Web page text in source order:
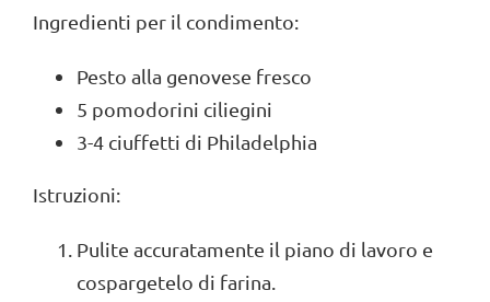
Ingredienti per il condimento:
Pesto alla genovese fresco
5 pomodorini ciliegini
3-4 ciuffetti di Philadelphia
Istruzioni:
Pulite accuratamente il piano di lavoro e
cospargetelo di farina.